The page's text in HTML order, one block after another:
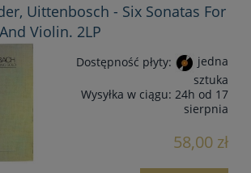
Uittenbosch - Six Sonatas For
Violin. 2LP
Dostępność płyty:
jedna
sztuka
Wysyłka w ciągu: 24h od 17
sierpnia
58,00 zł